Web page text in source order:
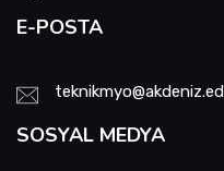
E-POSTA
SOSYAL MEDYA